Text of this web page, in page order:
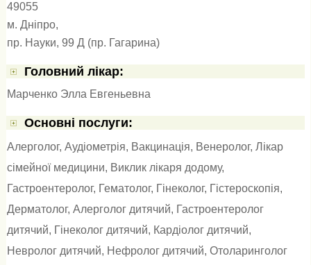
49055
м. Дніпро,
пр. Науки, 99 Д (пр. Гагарина)
Головний лікар:
Марченко Элла Евгеньевна
Основні послуги:
Алерголог, Аудіометрія, Вакцинація, Венеролог, Лікар
сімейної медицини, Виклик лікаря додому,
Гастроентеролог, Гематолог, Гінеколог, Гістероскопія,
Дерматолог, Алерголог дитячий, Гастроентеролог
дитячий, Гінеколог дитячий, Кардіолог дитячий,
Невролог дитячий, Нефролог дитячий, Отоларинголог